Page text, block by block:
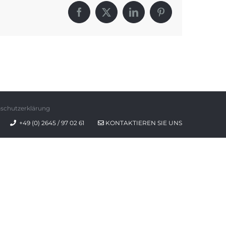
Facebook
X LinkedInPinterest
+49 (0) 2645 / 97 02 61
KONTAKTIEREN SIE UNS